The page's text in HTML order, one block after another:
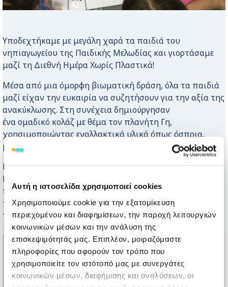
Αυτή η ιστοσελίδα χρησιμοποιεί cookies
Χρησιμοποιούμε cookie για την εξατομίκευση
περιεχομένου και διαφημίσεων, την παροχή λειτουργιών
κοινωνικών μέσων και την ανάλυση της
επισκεψιμότητάς μας. Επιπλέον, μοιραζόμαστε
πληροφορίες που αφορούν τον τρόπο που
χρησιμοποιείτε τον ιστότοπό μας με συνεργάτες
κοινωνικών μέσων, διαφήμισης και αναλύσεων, οι
Υποδεχτήκαμε με μεγάλη χαρά τα παιδιά του
νηπιαγωγείου της Παιδικής Μελωδίας και γιορτάσαμε
μαζί τη Διεθνή Ημέρα Χωρίς Πλαστικά!
Μέσα από μια όμορφη βιωματική δράση, όλα τα παιδιά
μαζί είχαν την ευκαιρία να συζητήσουν για την αξία της
ανακύκλωσης. Στη συνέχεια δημιούργησαν
ένα ομαδικό κολάζ με θέμα τον πλανήτη Γη,
χρησιμοποιώντας εναλλακτικά υλικά όπως όσπρια,
μακαρόνια και χαρτί.
Εκφράζουμε τις θερμές μας ευχαριστίες στην Παιδική
Μελωδία για την εξαιρετική συνεργασία και την
πρωτοβουλία της επίσκεψης, η οποία προάγει τις αξίες
της αλληλεγγύης και της οικολογικής συνείδησης από
την προσχολική ηλικία.